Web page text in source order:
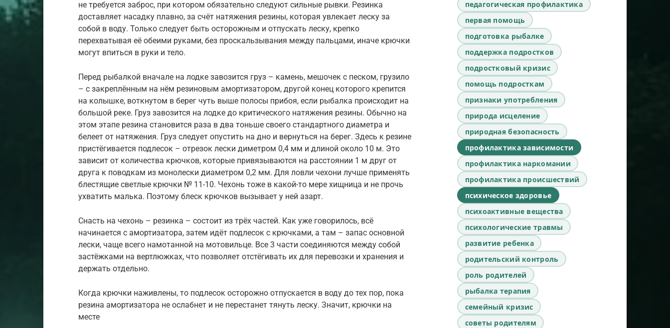
не требуется заброс, при котором обязательно следуют сильные рывки. Резинка
доставляет насадку плавно, за счёт натяжения резины, которая увлекает леску за
собой в воду. Только следует быть осторожным и отпускать леску, крепко
перехватывая её обеими руками, без проскальзывания между пальцами, иначе крючки
могут впиться в руки и тело.
Перед рыбалкой вначале на лодке завозится груз – камень, мешочек с песком, грузило
– с закреплённым на нём резиновым амортизатором, другой конец которого крепится
на колышке, воткнутом в берег чуть выше полосы прибоя, если рыбалка происходит на
большой реке. Груз завозится на лодке до критического натяжения резины. Обычно на
этом этапе резина становится раза в два тоньше своего стандартного диаметра и
белеет от натяжения. Груз следует опустить на дно и вернуться на берег. Здесь к резине
пристёгивается подлесок – отрезок лески диметром 0,4 мм и длиной около 10 м. Это
зависит от количества крючков, которые привязываются на расстоянии 1 м друг от
друга к поводкам из монолески диаметром 0,2 мм. Для ловли чехони лучше применять
блестящие светлые крючки № 11-10. Чехонь тоже в какой-то мере хищница и не прочь
ухватить малька. Поэтому блеск крючков вызывает у ней азарт.
Снасть на чехонь – резинка – состоит из трёх частей. Как уже говорилось, всё
начинается с амортизатора, затем идёт подлесок с крючками, а там – запас основной
лески, чаще всего намотанной на мотовильце. Все 3 части соединяются между собой
застёжками на вертлюжках, что позволяет отстёгивать их для перевозки и хранения и
держать отдельно.
Когда крючки наживлены, то подлесок осторожно отпускается в воду до тех пор, пока
резина амортизатора не ослабнет и не перестанет тянуть леску. Значит, крючки на
месте
педагогическая профилактика
первая помощь
подготовка рыбалке
поддержка подростков
подростковый кризис
помощь подросткам
признаки употребления
природа исцеление
природная безопасность
профилактика зависимости
профилактика наркомании
профилактика происшествий
психическое здоровье
психоактивные вещества
психологические травмы
развитие ребенка
родительский контроль
роль родителей
рыбалка терапия
семейный кризис
советы родителям